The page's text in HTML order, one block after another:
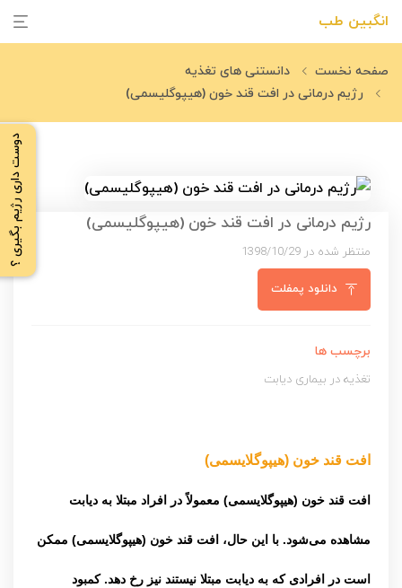
انگبین طب
دوست داری رژیم بگیری ؟
صفحه نخست
دانستنی های تغذیه
رژیم درمانی در افت قند خون (هیپوگلیسمی)
رژیم درمانی در افت قند خون (هیپوگلیسمی)
منتظر شده در 1398/10/29
دانلود پمفلت
برچسب ها
تغذیه در بیماری دیابت
افت قند خون (هیپوگلایسمی)
افت قند خون (هیپوگلایسمی) معمولاً در افراد مبتلا به دیابت
مشاهده می‌شود. با این حال، افت قند خون (هیپوگلایسمی) ممکن
است در افرادی که به دیابت مبتلا نیستند نیز رخ دهد. کمبود